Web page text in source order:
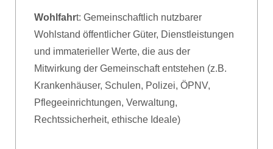
Wohlfahrt: Gemeinschaftlich nutzbarer
Wohlstand öffentlicher Güter, Dienstleistungen
und immaterieller Werte, die aus der
Mitwirkung der Gemeinschaft entstehen (z.B.
Krankenhäuser, Schulen, Polizei, ÖPNV,
Pflegeeinrichtungen, Verwaltung,
Rechtssicherheit, ethische Ideale)